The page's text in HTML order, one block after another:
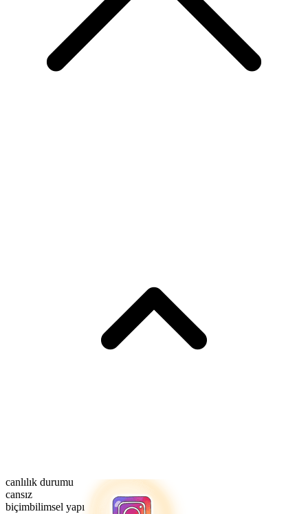
canlılık durumu
cansız
biçimbilimsel yapı